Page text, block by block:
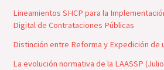
Lineamientos SHCP para la
Digital de Contrataciones Públicas
Distinción entre Reforma y Expedición de
La evolución normativa de la LAASSP